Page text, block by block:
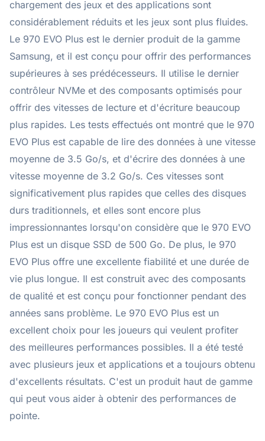
chargement des jeux et des applications sont
considérablement réduits et les jeux sont plus fluides.
Le 970 EVO Plus est le dernier produit de la gamme
Samsung, et il est conçu pour offrir des performances
supérieures à ses prédécesseurs. Il utilise le dernier
contrôleur NVMe et des composants optimisés pour
offrir des vitesses de lecture et d'écriture beaucoup
plus rapides. Les tests effectués ont montré que le 970
EVO Plus est capable de lire des données à une vitesse
moyenne de 3.5 Go/s, et d'écrire des données à une
vitesse moyenne de 3.2 Go/s. Ces vitesses sont
significativement plus rapides que celles des disques
durs traditionnels, et elles sont encore plus
impressionnantes lorsqu'on considère que le 970 EVO
Plus est un disque SSD de 500 Go. De plus, le 970
EVO Plus offre une excellente fiabilité et une durée de
vie plus longue. Il est construit avec des composants
de qualité et est conçu pour fonctionner pendant des
années sans problème. Le 970 EVO Plus est un
excellent choix pour les joueurs qui veulent profiter
des meilleures performances possibles. Il a été testé
avec plusieurs jeux et applications et a toujours obtenu
d'excellents résultats. C'est un produit haut de gamme
qui peut vous aider à obtenir des performances de
pointe.